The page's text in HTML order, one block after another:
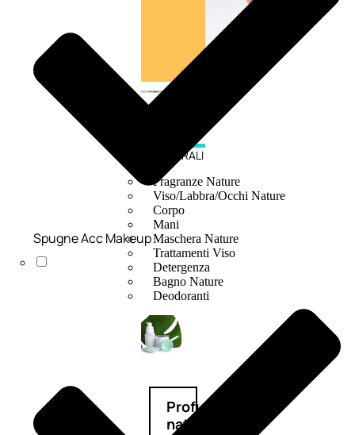
NATURALI
Fragranze Nature
Viso/Labbra/Occhi Nature
Corpo
Mani
Maschera Nature
Trattamenti Viso
Detergenza
Bagno Nature
Deodoranti
Profumi
nature
Spugne Acc Makeup